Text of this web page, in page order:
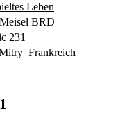
Leben
BRD
231
Frankreich